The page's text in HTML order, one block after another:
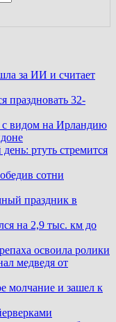
за ИИ и считает
праздновать 32-
с видом на Ирландию
ртуть стремится
сотни
праздник в
на 2,9 тыс. км до
освоила ролики
медведя от
молчание и зашел к